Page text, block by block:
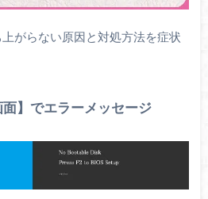
がらない原因と対処方法を症状
面】でエラーメッセージ